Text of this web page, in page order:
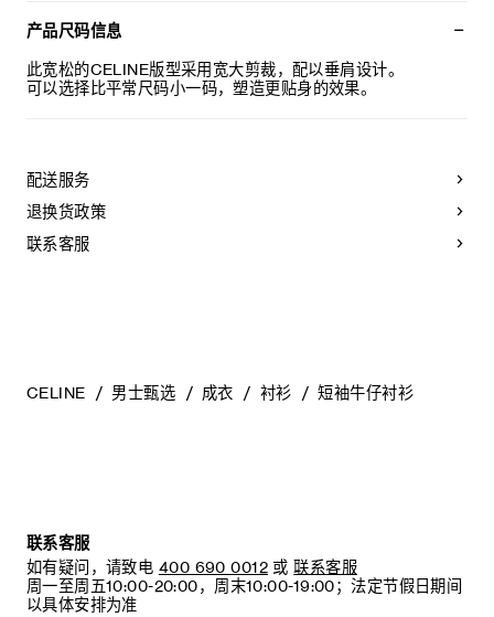
胸前1个贴袋
日本制造
编号：RC0D7208I.07UO
仅使用不含漂白剂的洗衣产品。
最高熨烫温度：110°C / 230°F
不可使用蒸汽。
产品尺码信息
此宽松的CELINE版型采用宽大剪裁，配以垂肩设计。
可以选择比平常尺码小一码，塑造更贴身的效果。
配送服务
退换货政策
联系客服
CELINE 男士甄选 成衣 衬衫 短袖牛仔衬衫
联系客服
如有疑问，请致电 400 690 0012 或 联系客服
周一至周五10:00-20:00，周末10:00-19:00；法定节假日期间
以具体安排为准